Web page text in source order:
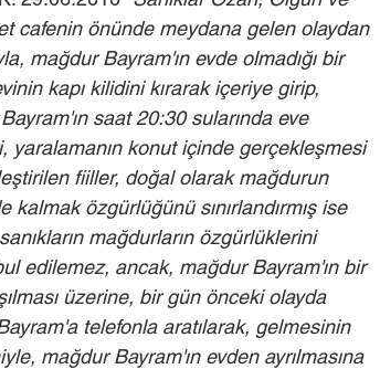
cafenin önünde meydana gelen olaydan
mağdur Bayram'ın evde olmadığı bir
kapı kilidini kırarak içeriye girip,
saat 20:30 sularında eve
konut içinde gerçekleşmesi
fiiller, doğal olarak mağdurun
özgürlüğünü sınırlandırmış ise
mağdurların özgürlüklerini
edilemez, ancak, mağdur Bayram'ın bir
üzerine, bir gün önceki olayda
telefonla aratılarak, gelmesinin
mağdur Bayram'ın evden ayrılmasına